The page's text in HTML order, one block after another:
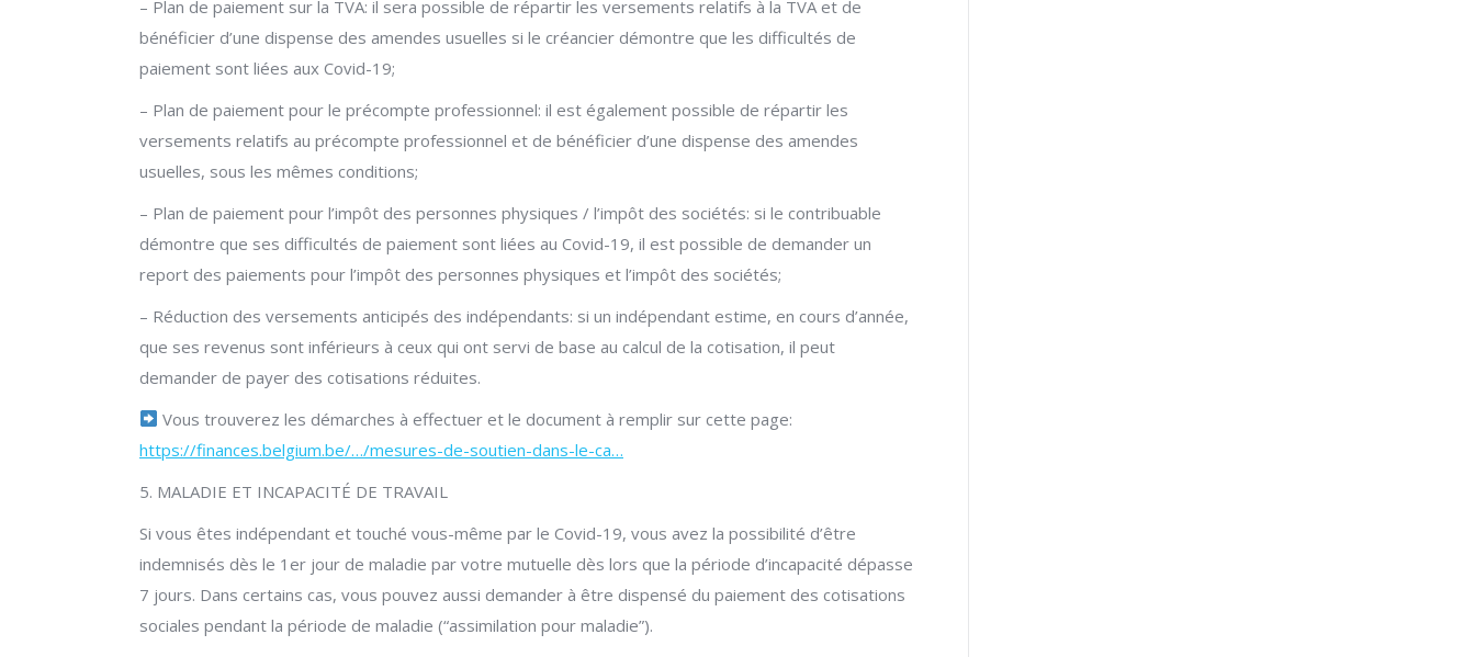
– Plan de paiement sur la TVA: il sera possible de répartir les versements relatifs à la TVA et de
bénéficier d’une dispense des amendes usuelles si le créancier démontre que les difficultés de
paiement sont liées aux Covid-19;
– Plan de paiement pour le précompte professionnel: il est également possible de répartir les
versements relatifs au précompte professionnel et de bénéficier d’une dispense des amendes
usuelles, sous les mêmes conditions;
– Plan de paiement pour l’impôt des personnes physiques / l’impôt des sociétés: si le contribuable
démontre que ses difficultés de paiement sont liées au Covid-19, il est possible de demander un
report des paiements pour l’impôt des personnes physiques et l’impôt des sociétés;
– Réduction des versements anticipés des indépendants: si un indépendant estime, en cours d’année,
que ses revenus sont inférieurs à ceux qui ont servi de base au calcul de la cotisation, il peut
demander de payer des cotisations réduites.
Vous trouverez les démarches à effectuer et le document à remplir sur cette page:
https://finances.belgium.be/…/mesures-de-soutien-dans-le-ca…
5. MALADIE ET INCAPACITÉ DE TRAVAIL
Si vous êtes indépendant et touché vous-même par le Covid-19, vous avez la possibilité d’être
indemnisés dès le 1er jour de maladie par votre mutuelle dès lors que la période d’incapacité dépasse
7 jours. Dans certains cas, vous pouvez aussi demander à être dispensé du paiement des cotisations
sociales pendant la période de maladie (“assimilation pour maladie”).